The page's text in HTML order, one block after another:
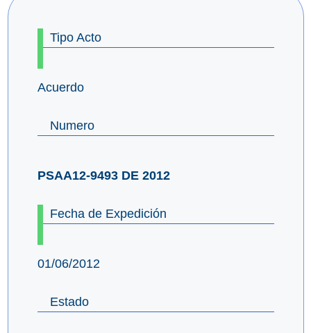
Tipo Acto
Acuerdo
Numero
PSAA12-9493 DE 2012
Fecha de Expedición
01/06/2012
Estado